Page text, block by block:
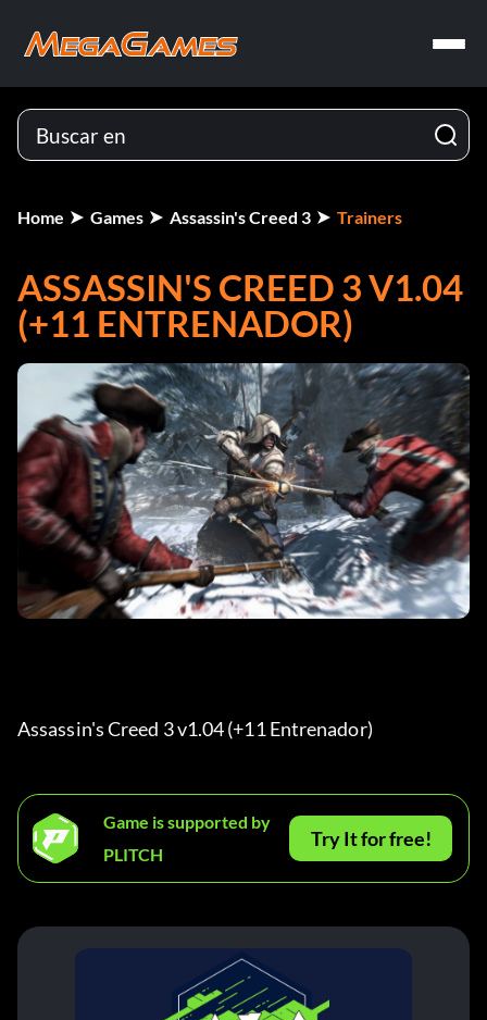
Home Games Assassin's Creed 3 Trainers
ASSASSIN'S CREED 3 V1.04
(+11 ENTRENADOR)
Assassin's Creed 3 v1.04 (+11 Entrenador)
Game is supported by
PLITCH
Try It for free!